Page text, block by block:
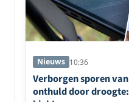
Nieuws 10:36
Verborgen sporen
onthuld door